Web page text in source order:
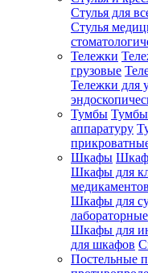
Стулья для
Стулья
Тележки
грузовые
Тележки для
Тумбы Тумбы
аппаратуру
Шкафы
Шкафы для
медикаментов
Шкафы для
лабораторные
Шкафы для
для шкафов
Постельные